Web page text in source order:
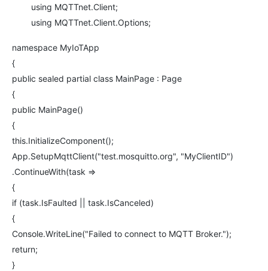
using MQTTnet.Client;
using MQTTnet.Client.Options;
namespace MyIoTApp
{
public sealed partial class MainPage : Page
{
public MainPage()
{
this.InitializeComponent();
App.SetupMqttClient("test.mosquitto.org", "MyClientID")
.ContinueWith(task =>
{
if (task.IsFaulted || task.IsCanceled)
{
Console.WriteLine("Failed to connect to MQTT Broker.");
return;
}